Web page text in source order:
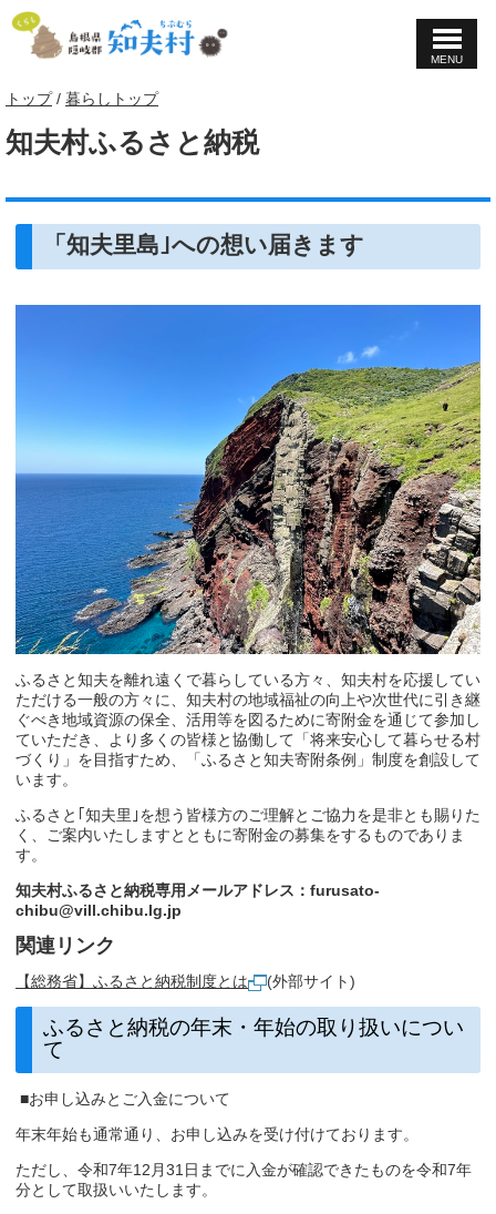
このページの本文へ
MENU
現
の
位
トップ/ 暮らしトップ
知夫村ふるさと納税
「知夫里島｣への想い届きます
ふるさと知夫を離れ遠くで暮らしている方々、知夫村を応援してい
ただける一般の方々に、知夫村の地域福祉の向上や次世代に引き継
ぐべき地域資源の保全、活用等を図るために寄附金を通じて参加し
ていただき、より多くの皆様と協働して「将来安心して暮らせる村
づくり」を目指すため、「ふるさと知夫寄附条例」制度を創設して
います。
ふるさと｢知夫里｣を想う皆様方のご理解とご協力を是非とも賜りた
く、ご案内いたしますとともに寄附金の募集をするものでありま
す。
知夫村ふるさと納税専用メールアドレス： furusato-
chibu@vill.chibu.lg.jp
関連リンク
【総務省】ふるさと納税制度とは (外部サイト)
ふるさと納税の年末・年始の取り扱いについ
て
■お申し込みとご入金について
年末年始も通常通り、お申し込みを受け付けております。
ただし、令和7年12月31日までに入金が確認できたものを令和7年
分として取扱いいたします。